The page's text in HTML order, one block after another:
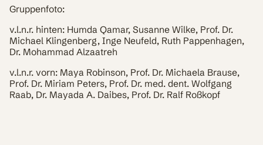
Gruppenfoto:
v.l.n.r. hinten: Humda Qamar, Susanne Wilke, Prof. Dr.
Michael Klingenberg, Inge Neufeld, Ruth Pappenhagen,
Dr. Mohammad Alzaatreh
v.l.n.r. vorn: Maya Robinson, Prof. Dr. Michaela Brause,
Prof. Dr. Miriam Peters, Prof. Dr. med. dent. Wolfgang
Raab, Dr. Mayada A. Daibes, Prof. Dr. Ralf Roßkopf